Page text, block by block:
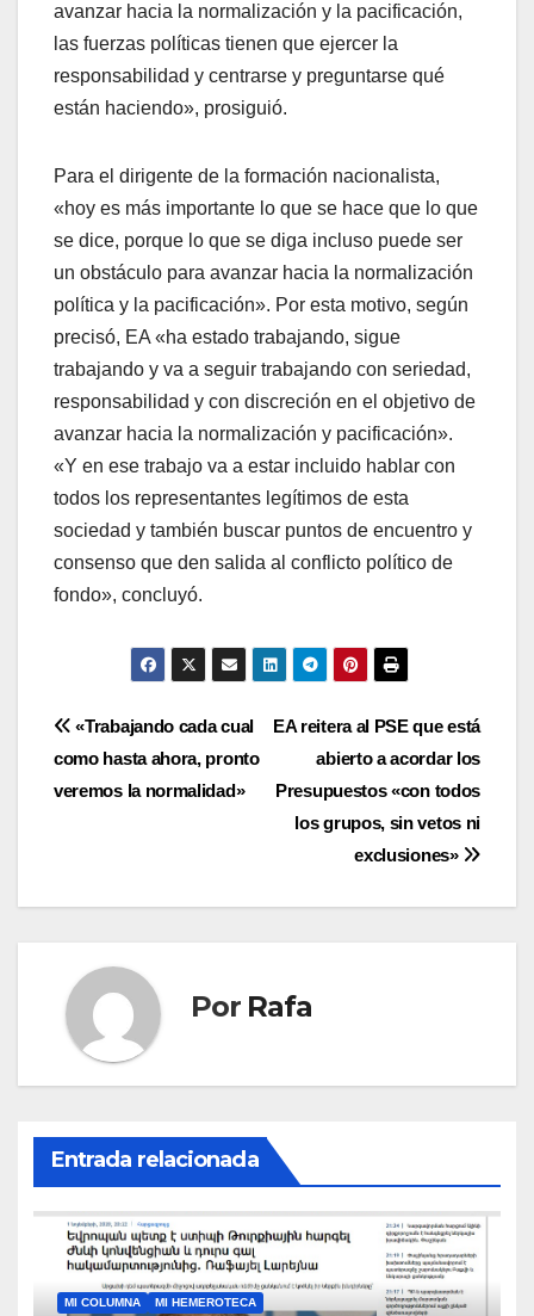
avanzar hacia la normalización y la pacificación,
las fuerzas polí­ticas tienen que ejercer la
responsabilidad y centrarse y preguntarse qué
están haciendo», prosiguió.
Para el dirigente de la formación nacionalista,
«hoy es más importante lo que se hace que lo que
se dice, porque lo que se diga incluso puede ser
un obstáculo para avanzar hacia la normalización
polí­tica y la pacificación». Por esta motivo, según
precisó, EA «ha estado trabajando, sigue
trabajando y va a seguir trabajando con seriedad,
responsabilidad y con discreción en el objetivo de
avanzar hacia la normalización y pacificación».
«Y en ese trabajo va a estar incluido hablar con
todos los representantes legí­timos de esta
sociedad y también buscar puntos de encuentro y
consenso que den salida al conflicto polí­tico de
fondo», concluyó.
Navegación
de
EA reitera al PSE que está
abierto a acordar los
Presupuestos «con todos
los grupos, sin vetos ni
exclusiones»
«Trabajando cada cual
como hasta ahora, pronto
veremos la normalidad»
Por Rafa
Entrada relacionada
MI COLUMNA MI HEMEROTECA